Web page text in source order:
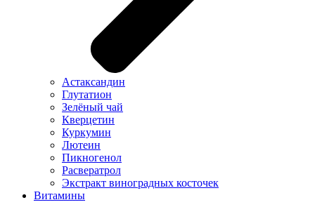
Астаксандин
Глутатион
Зелёный чай
Кверцетин
Куркумин
Лютеин
Пикногенол
Расвератрол
Экстракт виноградных косточек
Витамины